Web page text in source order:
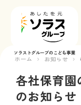
ソラストグループのこども事業
ホーム お知らせ
各社保育
のお知らせ